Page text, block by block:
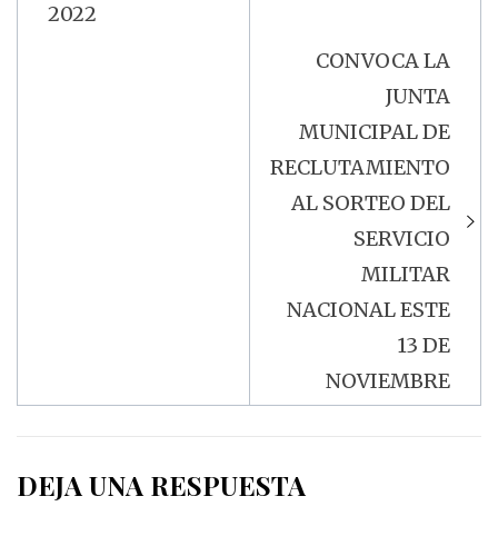
2022
CONVOCA LA
JUNTA
MUNICIPAL DE
RECLUTAMIENTO
AL SORTEO DEL
SERVICIO
MILITAR
NACIONAL ESTE
13 DE
NOVIEMBRE
DEJA UNA RESPUESTA